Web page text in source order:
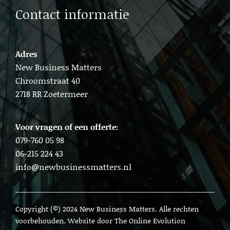
Contact informatie
Adres
New Business Matters
Chroomstraat 40
2718 RR Zoetermeer
Voor vragen of een offerte:
079-760 05 98
06-215 224 43
info@newbusinessmatters.nl
Copyright (©) 2024 New Business Matters. Alle rechten
voorbehouden. Website doorThe Online Evolution